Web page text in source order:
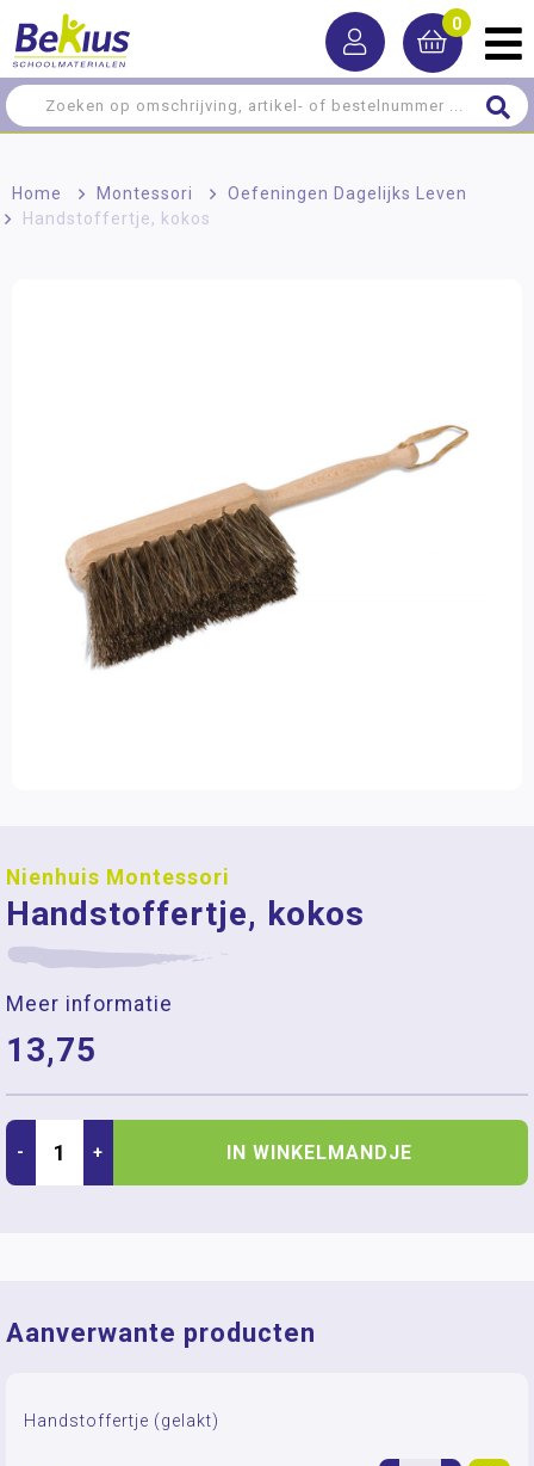
0
Home > Montessori > Oefeningen Dagelijks Leven
Handstoffertje, kokos
Nienhuis Montessori
Handstoffertje, kokos
Meer informatie
13,75
- + IN WINKELMANDJE
Aanverwante producten
Handstoffertje (gelakt)